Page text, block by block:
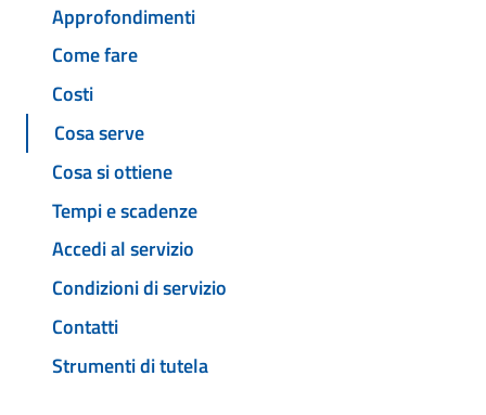
Approfondimenti
Come fare
Costi
Cosa serve
Cosa si ottiene
Tempi e scadenze
Accedi al servizio
Condizioni di servizio
Contatti
Strumenti di tutela